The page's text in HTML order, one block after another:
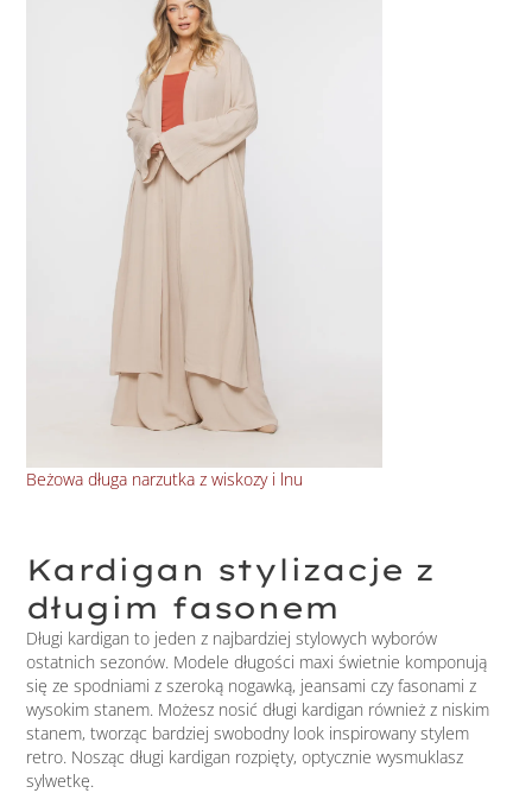
Beżowa długa narzutka z wiskozy i lnu
Kardigan stylizacje z
długim fasonem
Długi kardigan to jeden z najbardziej stylowych wyborów
ostatnich sezonów. Modele długości maxi świetnie komponują
się ze spodniami z szeroką nogawką, jeansami czy fasonami z
wysokim stanem. Możesz nosić długi kardigan również z niskim
stanem, tworząc bardziej swobodny look inspirowany stylem
retro. Nosząc długi kardigan rozpięty, optycznie wysmuklasz
sylwetkę.